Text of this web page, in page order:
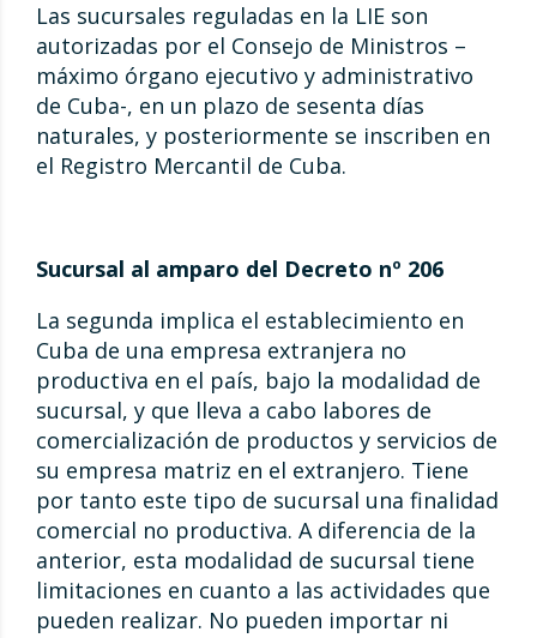
Las sucursales reguladas en la LIE son
autorizadas por el Consejo de Ministros –
máximo órgano ejecutivo y administrativo
de Cuba-, en un plazo de sesenta días
naturales, y posteriormente se inscriben en
el Registro Mercantil de Cuba.
Sucursal al amparo del Decreto nº 206
La segunda implica el establecimiento en
Cuba de una empresa extranjera no
productiva en el país, bajo la modalidad de
sucursal, y que lleva a cabo labores de
comercialización de productos y servicios de
su empresa matriz en el extranjero. Tiene
por tanto este tipo de sucursal una finalidad
comercial no productiva. A diferencia de la
anterior, esta modalidad de sucursal tiene
limitaciones en cuanto a las actividades que
pueden realizar. No pueden importar ni